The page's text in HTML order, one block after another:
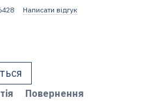
Написати відгук
Повернення